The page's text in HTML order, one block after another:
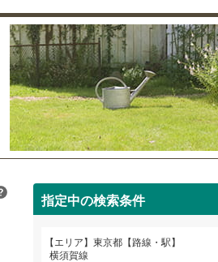
指定中の検索条件
エリア
東京都【路線・駅】
横須賀線
和歌山
鹿児島
江東区(6)
葛飾区(8)
杉並区(16)
目黒区(3)
武蔵野市(2)
横浜線(11)
青梅線(17)
京浜東北線(21)
総武線(29)
山形新幹線(1)
東海道新幹線(6)
東京メトロ丸ノ内方南支線
自転車置き場（
バイク置き場（1）
防犯カメラ（5）